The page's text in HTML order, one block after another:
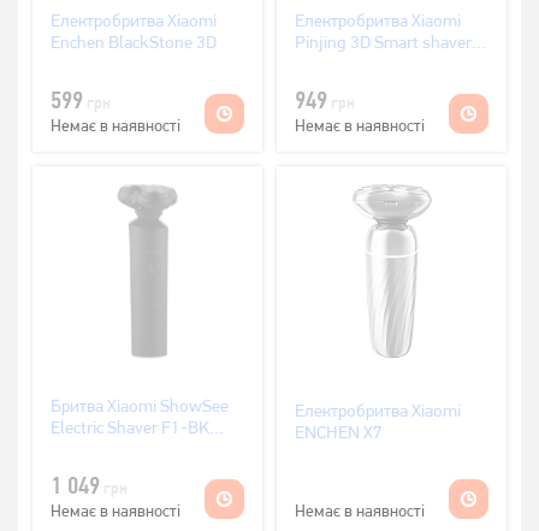
Електробритва Xiaomi
Enchen BlackStone 3D
599
Немає в наявності
Електробритва Xiaomi
Pinjing 3D Smart shaver
949
Немає в наявності
Бритва Xiaomi ShowSee
Electric Shaver F1-BK
1 049
Немає в наявності
Електробритва Xiaomi
ENCHEN X7
Немає в наявності